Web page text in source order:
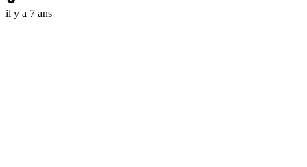
il y a 7 ans